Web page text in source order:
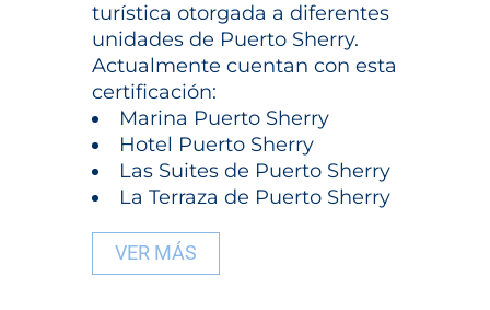
turística otorgada a diferentes
unidades de Puerto Sherry.
Actualmente cuentan con esta
certificación:
Marina Puerto Sherry
Hotel Puerto Sherry
Las Suites de Puerto Sherry
La Terraza de Puerto Sherry
VER MÁS